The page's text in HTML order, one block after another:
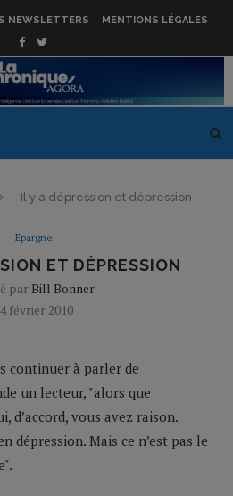
NEWSLETTERS MENTIONS LÉGALES
Il y a dépression et dépression
Epargne
ET DÉPRESSION
par Bill Bonner
février 2010
continuer à parler de
un lecteur, "alors que
d’accord, vous avez raison.
dépression. Mais ce n’est pas le